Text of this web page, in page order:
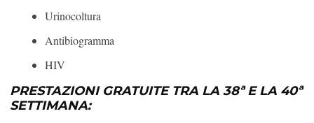
Urinocoltura
Antibiogramma
HIV
PRESTAZIONI GRATUITE TRA LA 38ª E LA 40ª
SETTIMANA: